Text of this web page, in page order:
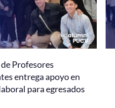
Profesores
entrega apoyo en
para egresados